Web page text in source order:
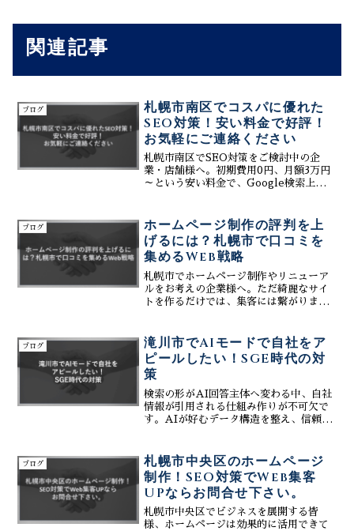
関連記事
ブログ
札幌市南区でコスパに優れた
SEO対策！安い料金で好評！
お気軽にご連絡ください
札幌市南区でSEO対策をご検討中の企
業・店舗様へ。初期費用0円、月額3万円
～という安い料金で、Google検索上位表
ネクトなら、生成AIを活用した最新技術
で、定山渓の観光客から真駒内の地域住
民まで、効果的に集客します。まずはお
気軽にご連絡ください。
ブログ
ホームページ制作の評判を上
げるには？札幌市で口コミを
集めるWeb戦略
札幌市でホームページ制作やリニューア
ルをお考えの企業様へ。ただ綺麗なサイ
トを作るだけでは、集客には繋がりませ
ィーコネクトは、初期費用を抑えたWeb
制作と、生成AIを活用したMEO対策
で、貴社の評判を最大化するWeb戦略を
提供します。Googleマップでの評価を高
め、SNSと連携してファンを増やす具体
的なノウハウを公開。選ばれる企業にな
るための第一歩を、私たちと共に踏み出
ブログ
滝川市でAIモードで自社をア
ピールしたい！SGE時代の対
策
検索の形がAI回答主体へ変わる中、自社
情報が引用される仕組み作りが不可欠で
す。AIが好むデータ構造を整え、信頼ス
最新ロジックを、専門家が実例を交えて
徹底解説します。
ブログ
札幌市中央区のホームページ
制作！SEO対策でWeb集客
UPならお問合せ下さい。
札幌市中央区でビジネスを展開する皆
様、ホームページは効果的に活用できて